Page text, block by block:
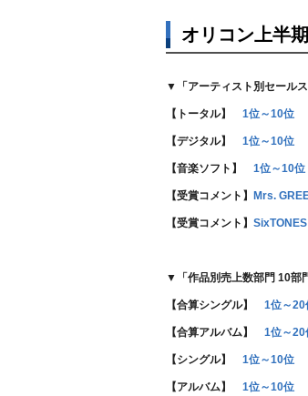
オリコン上半
▼「アーティスト別セールス
【トータル】 1位～10位
【デジタル】 1位～10位
【音楽ソフト】 1位～10位
【受賞コメント】 Mrs.
【受賞コメント】 SixTONES
▼「作品別売上数部門 10部
【合算シングル】 1位～20
【合算アルバム】 1位～20
【シングル】 1位～10位
【アルバム】 1位～10位